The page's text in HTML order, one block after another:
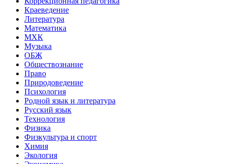
Краеведение
Литература
Математика
МХК
Музыка
ОБЖ
Обществознание
Право
Природоведение
Психология
Родной язык и литература
Русский язык
Технология
Физика
Физкультура и спорт
Химия
Экология